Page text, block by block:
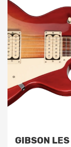
GIBSON